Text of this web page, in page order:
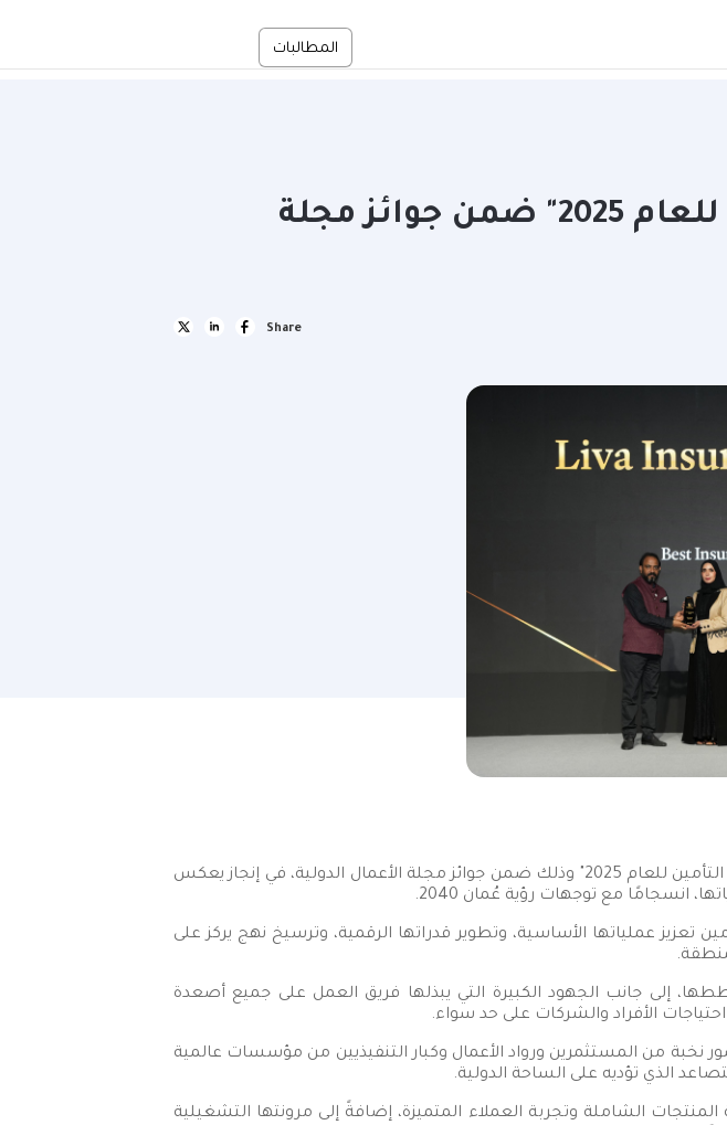
المطالبات
ليڤا للتأمين تتوج بجائزة "شركة التأمين للعام 2025" ضمن جوائز مجلة
Share
حصلت شركة ليڤا للتأمين، الرائدة في قطاع التأمين بالسلطنة، على جائزة "شركة التأمين للعام 2025" وذلك ضمن جوائز مجلة الأعمال الدولية، في إنجاز يعكس
انسجامًا مع توجهات رؤية عُمان 2040.
عملياتها الأساسية، وتطوير قدراتها الرقمية، وترسيخ نهج يركز على
إلى جانب الجهود الكبيرة التي يبذلها فريق العمل على جميع أصعدة
الأفراد والشركات على حد سواء.
نخبة من المستثمرين ورواد الأعمال وكبار التنفيذيين من مؤسسات عالمية
الذي تؤديه على الساحة الدولية.
الشاملة وتجربة العملاء المتميزة، إضافةً إلى مرونتها التشغيلية